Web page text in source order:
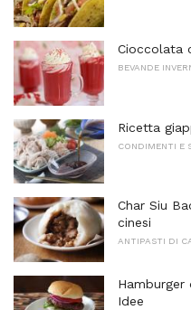
Cioccolata
BEVANDE
Ricetta
CONDIMENTI E
Char Siu
cinesi
ANTIPASTI DI
Hamburger
Idee